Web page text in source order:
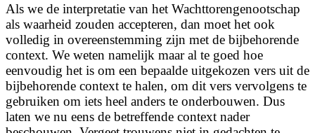
Als we de interpretatie van het Wachttorengenootschap
als waarheid zouden accepteren, dan moet het ook
volledig in overeenstemming zijn met de bijbehorende
context. We weten namelijk maar al te goed hoe
eenvoudig het is om een bepaalde uitgekozen vers uit de
bijbehorende context te halen, om dit vers vervolgens te
gebruiken om iets heel anders te onderbouwen. Dus
laten we nu eens de betreffende context nader